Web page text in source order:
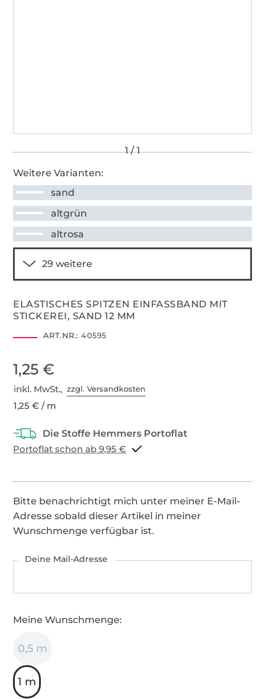
Weitere Varianten:
sand
altgrün
altrosa
ELASTISCHES SPITZEN EINFASSBAND MIT
STICKEREI, SAND 12 MM
ART.NR.: 40595
1,25 €
inkl. MwSt.,zzgl. Versandkosten
1,25 € / m
Portoflat schon ab 9,95 €
Bitte benachrichtigt mich unter meiner E-Mail-
Adresse sobald dieser Artikel in meiner
Wunschmenge verfügbar ist.
Deine Mail-Adresse
Meine Wunschmenge:
0,5 m
1 m